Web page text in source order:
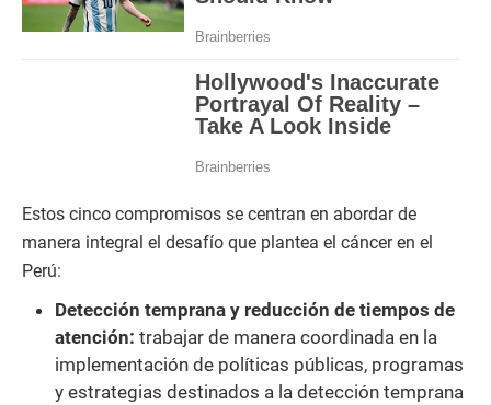
Estos cinco compromisos se centran en abordar de
manera integral el desafío que plantea el cáncer en el
Perú:
Detección temprana y reducción de tiempos de
atención: trabajar de manera coordinada en la
implementación de políticas públicas, programas
y estrategias destinados a la detección temprana